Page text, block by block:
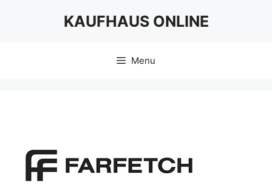
KAUFHAUS ONLINE
Menu